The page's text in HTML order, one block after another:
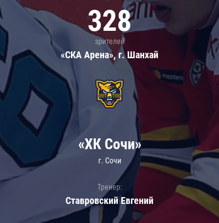
328
зрителей
«СКА Арена», г. Шанхай
«ХК Сочи»
г. Сочи
Тренер:
Ставровский Евгений